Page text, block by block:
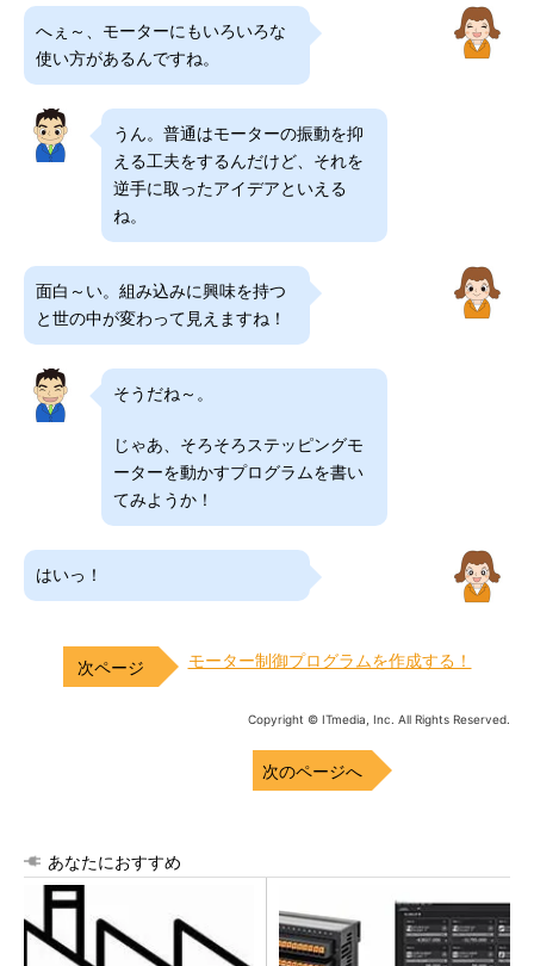
へぇ～、モーターにもいろいろな
使い方があるんですね。
うん。普通はモーターの振動を抑
える工夫をするんだけど、それを
逆手に取ったアイデアといえる
ね。
面白～い。組み込みに興味を持つ
と世の中が変わって見えますね！
そうだね～。
じゃあ、そろそろステッピングモ
ーターを動かすプログラムを書い
てみようか！
はいっ！
モーター制御プログラムを作成する！
Copyright © ITmedia, Inc. All Rights Reserved.
次のページへ
あなたにおすすめ